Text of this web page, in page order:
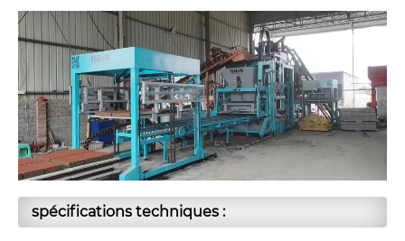
spécifications techniques :